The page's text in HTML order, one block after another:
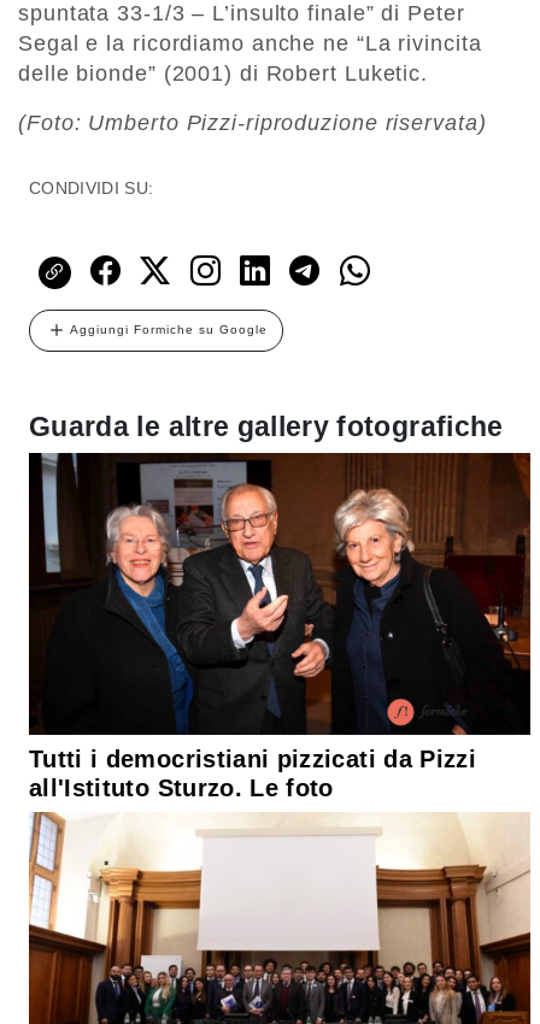
spuntata 33-1/3 – L’insulto finale” di Peter
Segal e la ricordiamo anche ne “La rivincita
delle bionde” (2001) di Robert Luketic.
(Foto: Umberto Pizzi-riproduzione riservata)
CONDIVIDI SU:
Aggiungi Formiche su Google
Guarda le altre gallery fotografiche
Tutti i democristiani pizzicati da Pizzi
all'Istituto Sturzo. Le foto